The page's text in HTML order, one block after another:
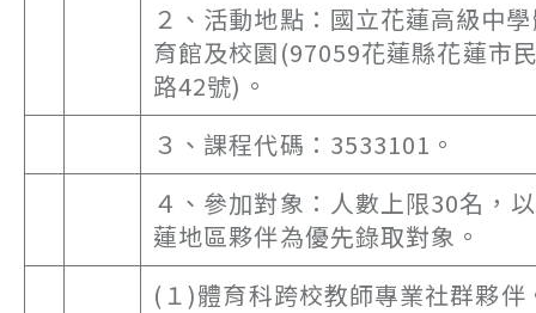
２、活動地點：國立花蓮高級中
育館及校園(97059花蓮縣花蓮市
路42號)。
３、課程代碼：3533101。
４、參加對象：人數上限30名，
蓮地區夥伴為優先錄取對象。
(１)體育科跨校教師專業社群夥伴